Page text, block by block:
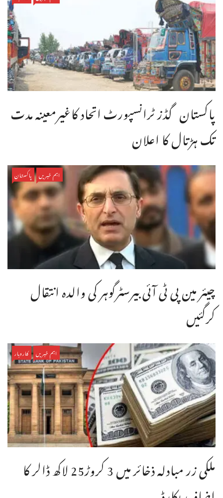
پاکستان گڈز ٹرانسپورٹ اتحاد کاغیرمعینہ مدت
تک ہڑتال کا اعلان
اہم خبریں پاکستان
چیئر مین پی ٹی آئی بیرسٹرگوہر کی والدہ انتقال
کرگئیں
اہم خبریں کاروبار
ملکی زر مبادلہ ذخائر میں 3 کروڑ25 لاکھ ڈالر کا